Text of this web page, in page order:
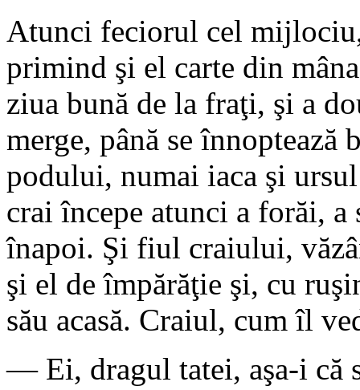
Atunci feciorul cel
primind şi el carte din
ziua bună de la fraţi, şi a
merge, până se
podului, numai iaca şi
crai începe atunci a forăi,
înapoi. Şi fiul craiului,
şi el de împărăţie şi, cu
său acasă. Craiul, cum îl
— Ei, dragul tatei, aşa-i că